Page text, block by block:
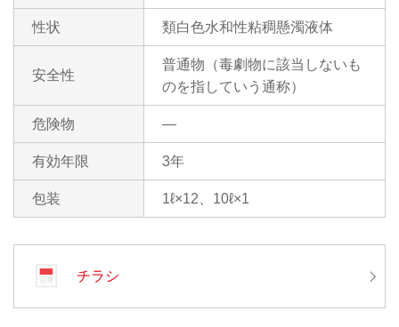
性状 類白色水和性粘稠懸濁液体
安全性
普通物（毒劇物に該当しないも
のを指していう通称）
危険物 ―
有効年限 3年
包装 1ℓ×12、10ℓ×1
チラシ